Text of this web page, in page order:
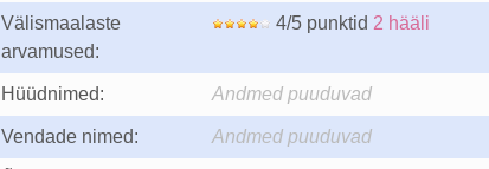
Välismaalaste
arvamused:
4/5 punktid 2 hääli
Hüüdnimed: Andmed puuduvad
Vendade nimed: Andmed puuduvad